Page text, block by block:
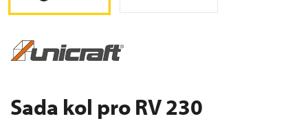
Sada kol pro RV 230